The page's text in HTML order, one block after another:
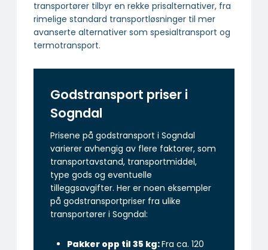
transportører tilbyr en rekke prisalternativer, fra
rimelige standard transportløsninger til mer
avanserte alternativer som spesialtransport og
termotransport.
Godstransport priser i
Sogndal
Prisene på godstransport i Sogndal
varierer avhengig av flere faktorer, som
transportavstand, transportmiddel,
type gods og eventuelle
tilleggsavgifter. Her er noen eksempler
på godstransportpriser fra ulike
transportører i Sogndal:
Pakker opp til 35 kg:Fra ca. 120